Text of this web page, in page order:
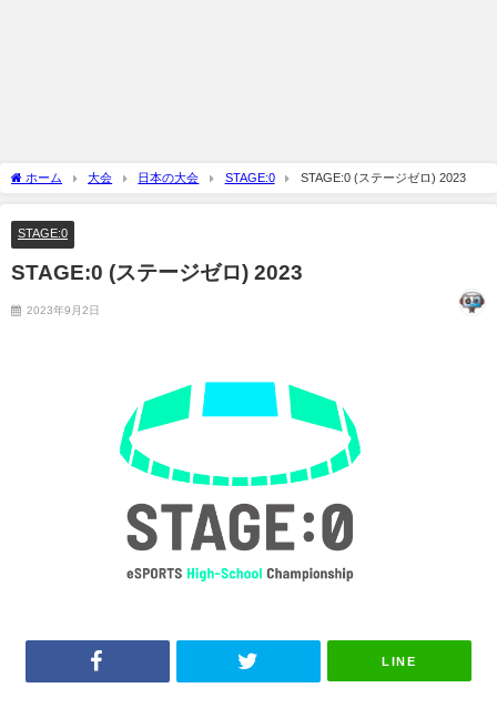
ホーム 大会 日本の大会 STAGE:0 STAGE:0 (ステージゼロ) 2023
STAGE:0
STAGE:0 (ステージゼロ) 2023
2023年9月2日
LINE